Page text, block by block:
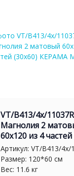
VT/B413/4x/
Магнолия 2
60х120 из 4
Артикул: VT/B413/4x/
Размер: 120*60 см
Вес: 11.6 кг